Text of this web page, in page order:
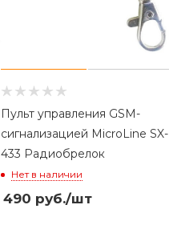
Пульт управления GSM-
сигнализацией MicroLine SX-
433 Радиобрелок
Нет в наличии
490 руб./шт